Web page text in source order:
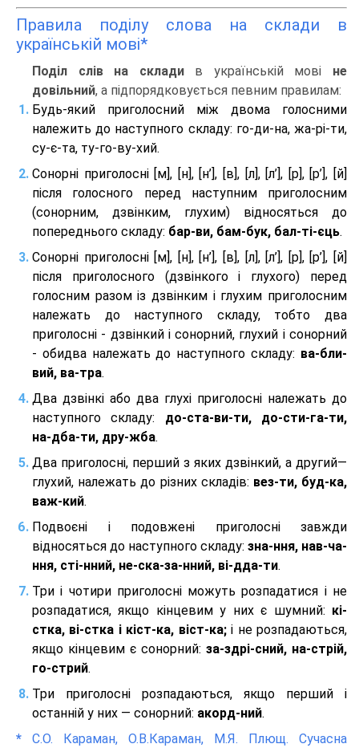
Правила поділу слова на склади в
українській мові*
Поділ слів на складив українській мові не
довільний, а підпорядковується певним правилам:
Будь-який приголосний між двома голосними
належить до наступного складу: го-ди-на, жа-рі-ти,
су-є-та, ту-го-ву-хий.
Сонорні приголосні [м], [н], [н’], [в], [л], [л’], [р], [р’], [й]
після голосного перед наступним приголосним
(сонорним, дзвінким, глухим) відносяться до
попереднього складу: бар-ви, бам-бук, бал-ті-єць.
Сонорні приголосні [м], [н], [н’], [в], [л], [л’], [р], [р’], [й]
після приголосного (дзвінкого і глухого) перед
голосним разом із дзвінким і глухим приголосним
належать до наступного складу, тобто два
приголосні - дзвінкий і сонорний, глухий і сонорний
- обидва належать до наступного складу: ва-бли-
вий, ва-тра.
Два дзвінкі або два глухі приголосні належать до
наступного складу: до-ста-ви-ти, до-сти-га-ти,
на-дба-ти, дру-жба.
Два приголосні, перший з яких дзвінкий, а другий—
глухий, належать до різних складів: вез-ти, буд-ка,
важ-кий.
Подвоєні і подовжені приголосні завжди
відносяться до наступного складу: зна-ння, нав-ча-
ння, сті-нний, не-ска-за-нний, ві-дда-ти.
Три і чотири приголосні можуть розпадатися і не
розпадатися, якщо кінцевим у них є шумний: кі-
стка, ві-стка і кіст-ка, віст-ка;і не розпадаються,
якщо кінцевим є сонорний: за-здрі-сний, на-стрій,
го-стрий.
Три приголосні розпадаються, якщо перший і
останній у них — сонорний: акорд-ний.
* С.О. Караман, О.В.Караман, М.Я. Плющ. Сучасна